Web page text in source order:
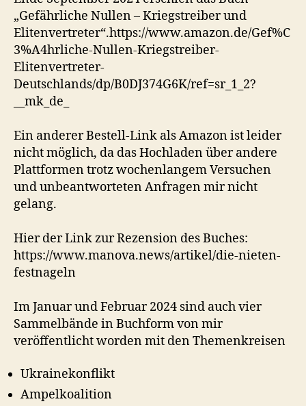
„Gefährliche Nullen – Kriegstreiber und
Elitenvertreter“.https://www.amazon.de/Gef%C
3%A4hrliche-Nullen-Kriegstreiber-
Elitenvertreter-
Deutschlands/dp/B0DJ374G6K/ref=sr_1_2?
__mk_de_
Ein anderer Bestell-Link als Amazon ist leider
nicht möglich, da das Hochladen über andere
Plattformen trotz wochenlangem Versuchen
und unbeantworteten Anfragen mir nicht
gelang.
Hier der Link zur Rezension des Buches:
https://www.manova.news/artikel/die-nieten-
festnageln
Im Januar und Februar 2024 sind auch vier
Sammelbände in Buchform von mir
veröffentlicht worden mit den Themenkreisen
Ukrainekonflikt
Ampelkoalition